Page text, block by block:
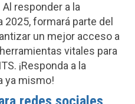
responder a la
formará parte del
un mejor acceso a
vitales para
¡Responda a la
ya mismo!